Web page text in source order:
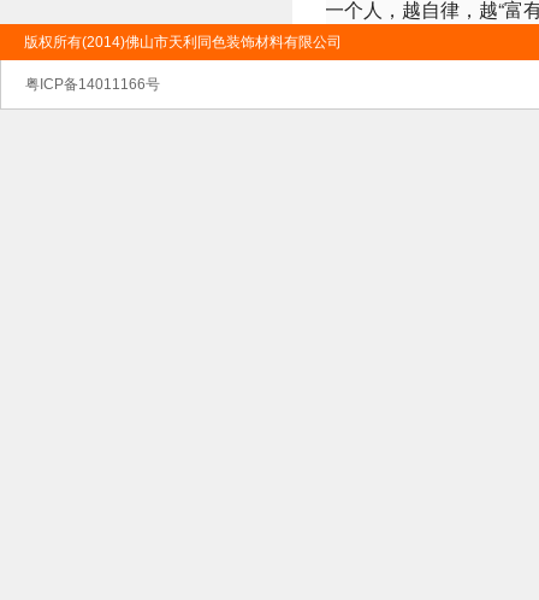
一个人，越自律，越“富
版权所有(2014)佛山市天利同色装饰材料有限公司
粤ICP备14011166号